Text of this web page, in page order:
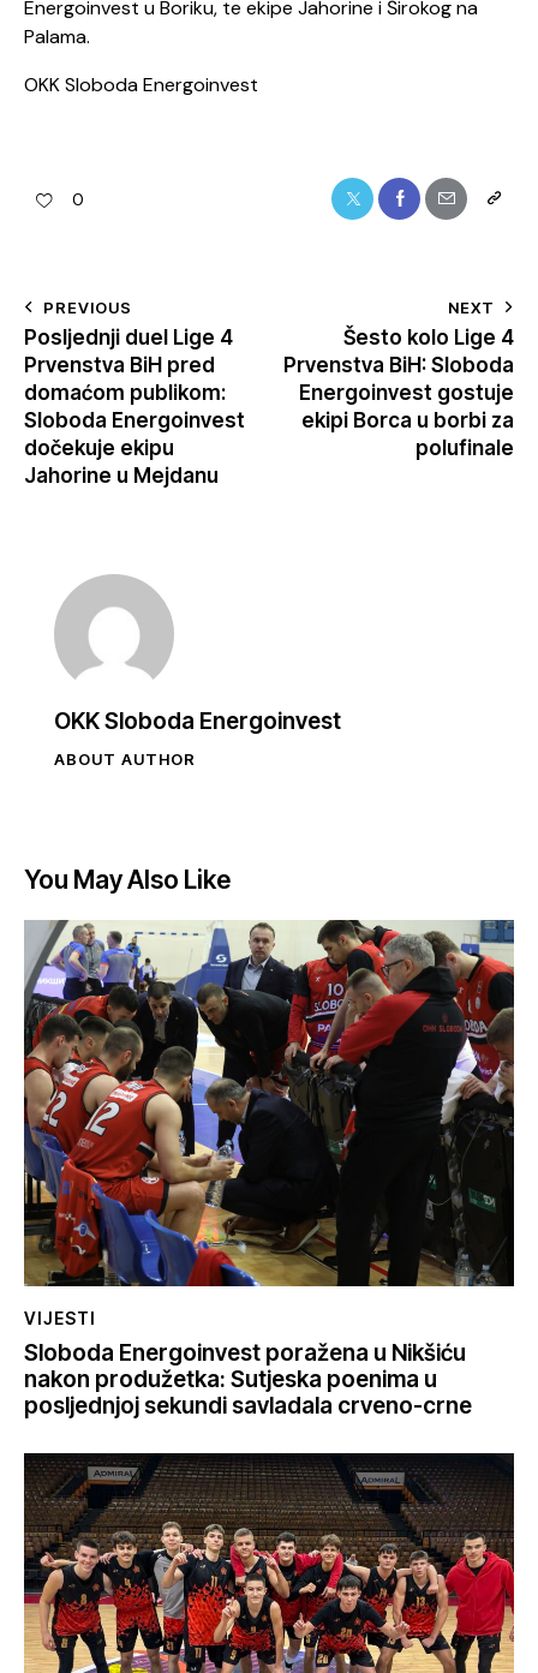
Energoinvest u Boriku, te ekipe Jahorine i Širokog na
Palama.
OKK Sloboda Energoinvest
0
PREVIOUS
Posljednji duel Lige 4
Prvenstva BiH pred
domaćom publikom:
Sloboda Energoinvest
dočekuje ekipu
Jahorine u Mejdanu
NEXT
Šesto kolo Lige 4
Prvenstva BiH: Sloboda
Energoinvest gostuje
ekipi Borca u borbi za
polufinale
OKK Sloboda Energoinvest
ABOUT AUTHOR
You May Also Like
VIJESTI
Sloboda Energoinvest poražena u Nikšiću
nakon produžetka: Sutjeska poenima u
posljednjoj sekundi savladala crveno-crne